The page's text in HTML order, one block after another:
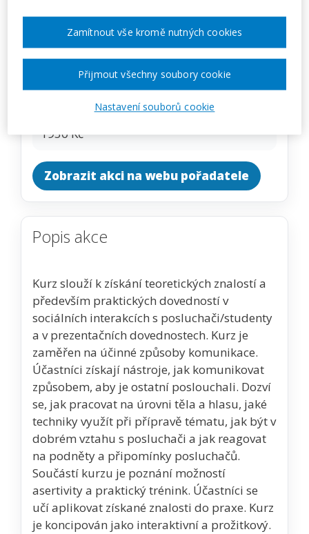
MÍSTO
ONLINE
1950 Kč
Zobrazit akci na webu pořadatele
Popis akce
Kurz slouží k získání teoretických znalostí a
především praktických dovedností v
sociálních interakcích s posluchači/studenty
a v prezentačních dovednostech. Kurz je
zaměřen na účinné způsoby komunikace.
Účastníci získají nástroje, jak komunikovat
způsobem, aby je ostatní poslouchali. Dozví
se, jak pracovat na úrovni těla a hlasu, jaké
techniky využít při přípravě tématu, jak být v
dobrém vztahu s posluchači a jak reagovat
na podněty a připomínky posluchačů.
Součástí kurzu je poznání možností
asertivity a praktický trénink. Účastníci se
učí aplikovat získané znalosti do praxe. Kurz
je koncipován jako interaktivní a prožitkový.
Nastavení souborů cookie
Zamítnout vše kromě nutných cookies
Přijmout všechny soubory cookie